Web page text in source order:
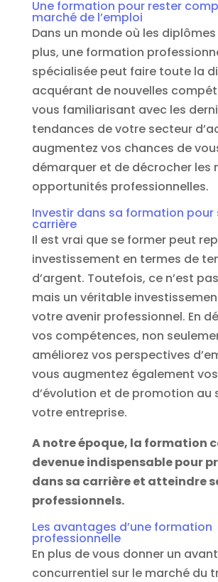
Une formation pour rester
marché de l’emploi
Dans un monde où les
plus, une formation
spécialisée peut faire toute la
acquérant de nouvelles
vous familiarisant avec les
tendances de votre secteur
augmentez vos chances de
démarquer et de décrocher les
opportunités professionnelles.
Investir dans sa formation pour
carrière
Il est vrai que se former peut
investissement en termes de
d’argent. Toutefois, ce n’est
mais un véritable
votre avenir professionnel. En
vos compétences, non
améliorez vos perspectives
vous augmentez également
d’évolution et de promotion au
votre entreprise.
A notre époque, la formation
devenue indispensable pour
dans sa carrière et atteindre
professionnels.
Les avantages d’une formation
professionnelle
En plus de vous donner un
concurrentiel sur le marché du